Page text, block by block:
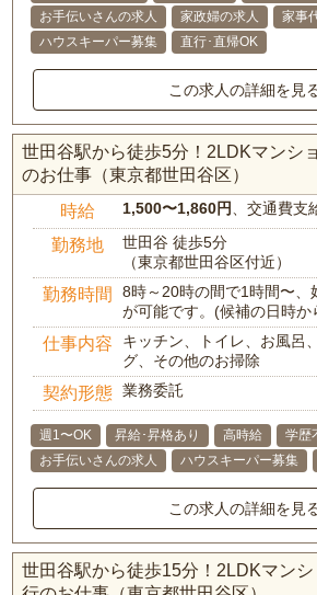
お手伝いさんの求人
家政婦の求人
家事
ハウスキーパー募集
直行･直帰OK
この求人の詳細を見
世田谷駅から徒歩5分！2LDKマンシ
のお仕事（東京都世田谷区）
時給 1,500〜1,860円 、交通費支
勤務地
世田谷 徒歩5分
（東京都世田谷区付近）
勤務時間
8時～20時の間で1時間〜、
が可能です。(候補の日時か
仕事内容
キッチン、トイレ、お風呂
グ、その他のお掃除
契約形態 業務委託
週1〜OK 昇給･昇格あり 高時給 学歴
お手伝いさんの求人
ハウスキーパー募集
この求人の詳細を見
世田谷駅から徒歩15分！2LDKマン